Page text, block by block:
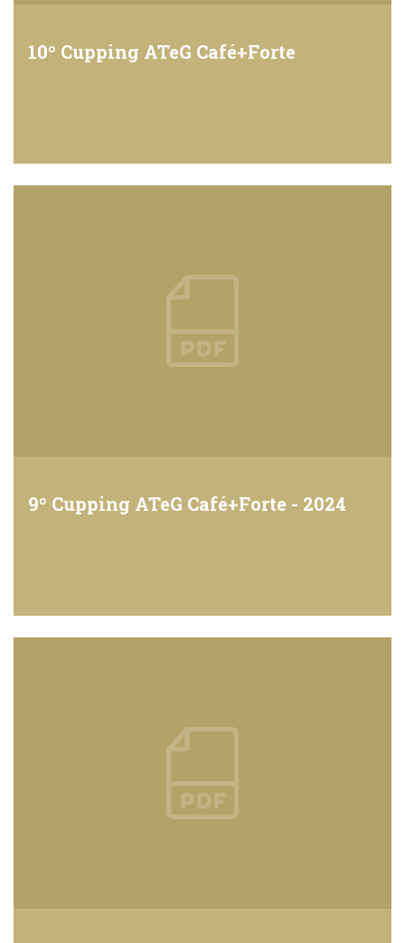
10º Cupping ATeG Café+Forte
9º Cupping ATeG Café+Forte - 2024